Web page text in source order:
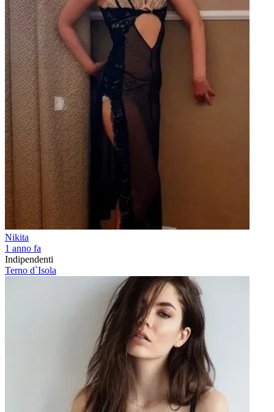
Nikita
1 anno fa
Indipendenti
Terno d`Isola